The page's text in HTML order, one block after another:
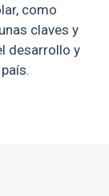
como
claves y
desarrollo y